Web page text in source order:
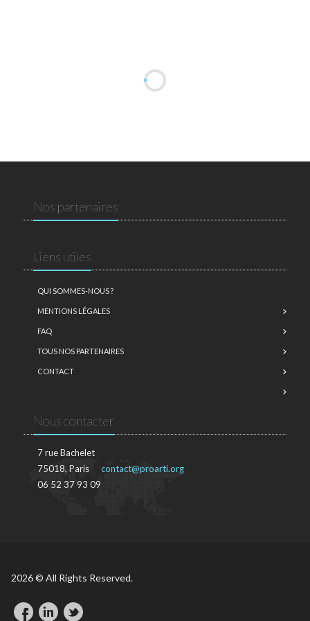
Nos partenaires
Liens utiles
QUI SOMMES-NOUS ?
MENTIONS LÉGALES
FAQ
TOUS NOS PARTENAIRES
CONTACT
Nous contacter
7 rue Bachelet
75018, Paris
06 52 37 93 09
contact@proarti.org
2026 © All Rights Reserved.